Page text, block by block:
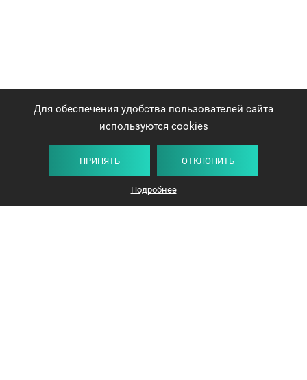
Для обеспечения удобства пользователей сайта
используются cookies
ПРИНЯТЬ ОТКЛОНИТЬ
Подробнее